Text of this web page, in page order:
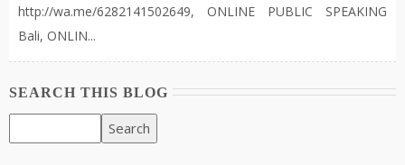
http://wa.me/6282141502649, ONLINE PUBLIC SPEAKING
Bali, ONLIN...
SEARCH THIS BLOG